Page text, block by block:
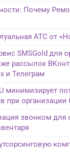
Почему
АТС от
SMSGold для
рассылок
и Телеграм
минимизирует
при
звонком для